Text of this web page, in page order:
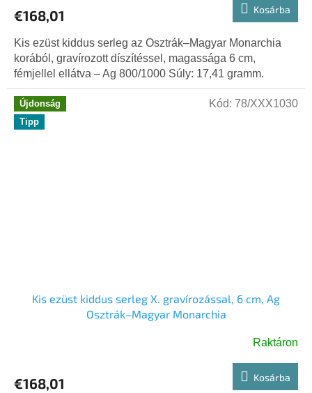
€168,01 Kosárba
Kis ezüst kiddus serleg az Osztrák–Magyar Monarchia
korából, gravírozott díszítéssel, magassága 6 cm,
fémjellel ellátva – Ag 800/1000 Súly: 17,41 gramm.
Újdonság
Tipp
Kis ezüst kiddus serleg X. gravírozással, 6 cm, Ag
Osztrák–Magyar Monarchia
Raktáron
€168,01 Kosárba
Kód: 78/XXX1030